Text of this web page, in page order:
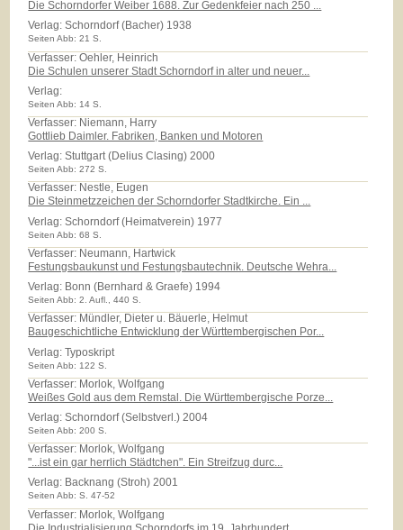
Die Schorndorfer Weiber 1688. Zur Gedenkfeier nach 250 ...
Verlag:Schorndorf (Bacher) 1938
Seiten Abb: 21 S.
Verfasser: Oehler, Heinrich
Die Schulen unserer Stadt Schorndorf in alter und neuer...
Verlag:
Seiten Abb: 14 S.
Verfasser: Niemann, Harry
Gottlieb Daimler. Fabriken, Banken und Motoren
Verlag:Stuttgart (Delius Clasing) 2000
Seiten Abb: 272 S.
Verfasser: Nestle, Eugen
Die Steinmetzzeichen der Schorndorfer Stadtkirche. Ein ...
Verlag:Schorndorf (Heimatverein) 1977
Seiten Abb: 68 S.
Verfasser: Neumann, Hartwick
Festungsbaukunst und Festungsbautechnik. Deutsche Wehra...
Verlag: Bonn (Bernhard & Graefe) 1994
Seiten Abb: 2. Aufl., 440 S.
Verfasser: Mündler, Dieter u. Bäuerle, Helmut
Baugeschichtliche Entwicklung der Württembergischen Por...
Verlag:Typoskript
Seiten Abb: 122 S.
Verfasser: Morlok, Wolfgang
Weißes Gold aus dem Remstal. Die Württembergische Porze...
Verlag:Schorndorf (Selbstverl.) 2004
Seiten Abb: 200 S.
Verfasser: Morlok, Wolfgang
"...ist ein gar herrlich Städtchen". Ein Streifzug durc...
Verlag: Backnang (Stroh) 2001
Seiten Abb: S. 47-52
Verfasser: Morlok, Wolfgang